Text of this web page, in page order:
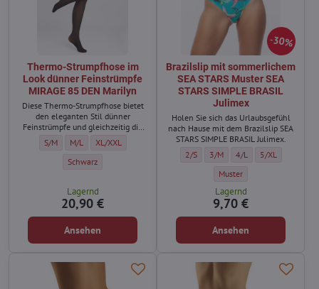
Thermo-Strumpfhose im
Look dünner Feinstrümpfe
MIRAGE 85 DEN Marilyn
Diese Thermo-Strumpfhose bietet
den eleganten Stil dünner
Feinstrümpfe und gleichzeitig die
Winterstrumpfhose.
Thermo-Strumpfhose im Look dünner Feinstrümpfe MIRAGE 85 DEN Marilyn
S/M Thermo-Strumpfhose im Look dünner Feinstrümpfe MIRAGE 85 DEN
M/L Thermo-Strumpfhose im Look dünner Feinstrümpfe MIRAGE
XL/XXL
Thermo-Strumpfhose im Look dünner Feinstrümpfe MIRAGE 85 DEN
Schwarz
Lagernd
20,90 €
Ansehen
30%
Brazilslip mit sommerlichem
SEA STARS Muster SEA
STARS SIMPLE BRASIL
Julimex
Holen Sie sich das Urlaubsgefühl
nach Hause mit dem Brazilslip SEA
STARS SIMPLE BRASIL Julimex.
Brazilslip mit sommerlichem SEA
2/S Brazilslip mit sommerlichem
3/M Brazilslip mit
4/L Brazilslip mit
5/XL
Brazilslip mit sommerlichem
Muster
Lagernd
9,70 €
Ansehen